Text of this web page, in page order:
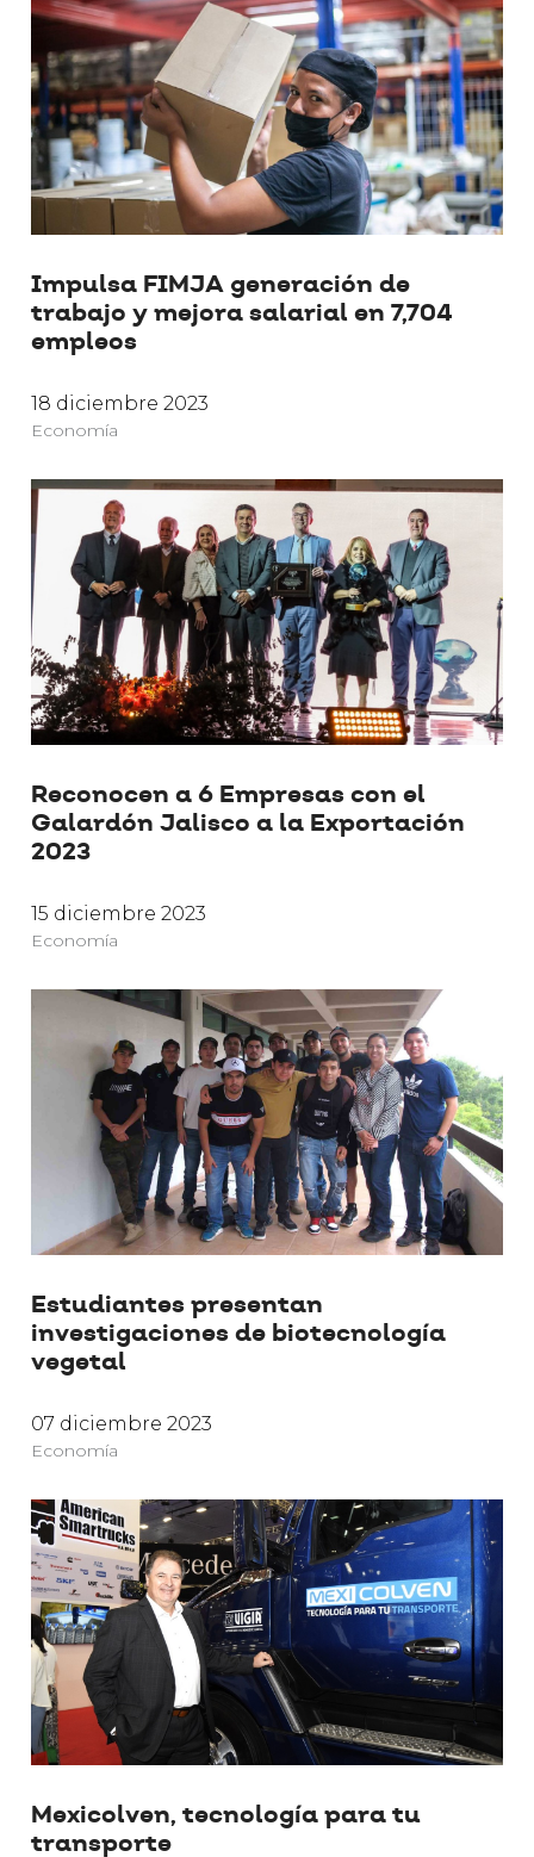
Impulsa FIMJA generación de
trabajo y mejora salarial en 7,704
empleos
18 diciembre 2023
Economía
Reconocen a 6 Empresas con el
Galardón Jalisco a la Exportación
2023
15 diciembre 2023
Economía
Estudiantes presentan
investigaciones de biotecnología
vegetal
07 diciembre 2023
Economía
Mexicolven, tecnología para tu
transporte